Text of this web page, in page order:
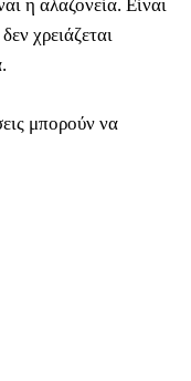
η αλαζονεία. Είναι
χρειάζεται
μπορούν να